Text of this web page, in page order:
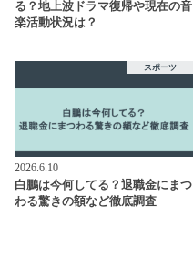
る？地上波ドラマ復帰や現在の音
楽活動状況は？
スポーツ
2026.6.10
白鵬は今何してる？退職金にまつ
わる驚きの額など徹底調査